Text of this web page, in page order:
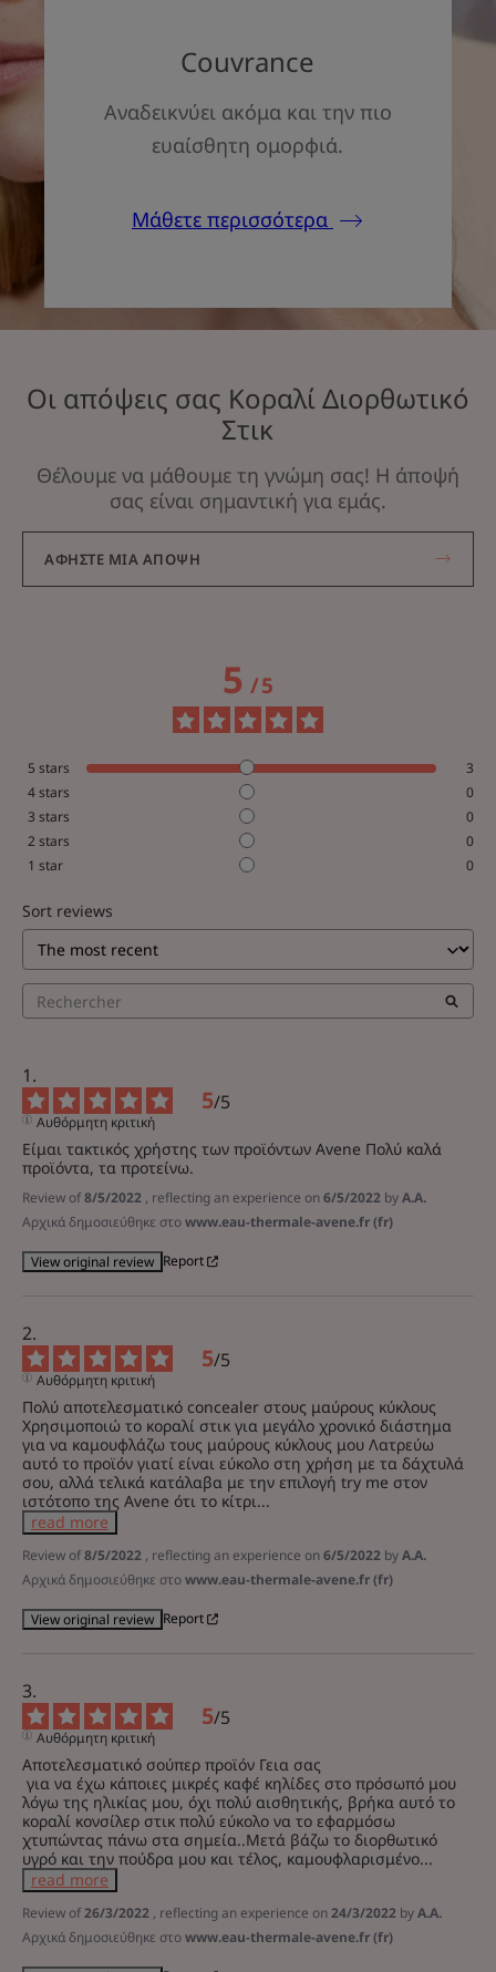
Couvrance
Αναδεικνύει ακόμα και την πιο
ευαίσθητη ομορφιά.
Μάθετε περισσότερα
Οι απόψεις σας Κοραλί Διορθωτικό
Στικ
Θέλουμε να μάθουμε τη γνώμη σας! Η άποψή
σας είναι σημαντική για εμάς.
ΑΦΉΣΤΕ ΜΙΑ ΆΠΟΨΗ
5/5
5 stars
3
4stars
0
3 stars
0
2stars
0
1 star 0
Sort reviews
5/5
Αυθόρμητη κριτική
Είμαι τακτικός χρήστης των προϊόντων Avene Πολύ καλά
προϊόντα, τα προτείνω.
Review of8/5/2022 , reflecting an experience on6/5/2022 byA.A.
Αρχικά δημοσιεύθηκε στοwww.eau-thermale-avene.fr (fr)
View original review Report
5/5
Αυθόρμητη κριτική
Πολύ αποτελεσματικό concealer στους μαύρους κύκλους
Χρησιμοποιώ το κοραλί στικ για μεγάλο χρονικό διάστημα
για να καμουφλάζω τους μαύρους κύκλους μου Λατρεύω
αυτό το προϊόν γιατί είναι εύκολο στη χρήση με τα δάχτυλά
σου, αλλά τελικά κατάλαβα με την επιλογή try me στον
ιστότοπο της Avene ότι το κίτρι...
read more
Review of8/5/2022 , reflecting an experience on6/5/2022 byA.A.
Αρχικά δημοσιεύθηκε στοwww.eau-thermale-avene.fr (fr)
View original review Report
5/5
Αυθόρμητη κριτική
Αποτελεσματικό σούπερ προϊόν Γεια σας
λόγω της ηλικίας μου, όχι πολύ αισθητικής, βρήκα αυτό το
κοραλί κονσίλερ στικ πολύ εύκολο να το εφαρμόσω
χτυπώντας πάνω στα σημεία..Μετά βάζω το διορθωτικό
υγρό και την πούδρα μου και τέλος, καμουφλαρισμένο...
read more
Review of26/3/2022 , reflecting an experience on24/3/2022 byA.A.
Αρχικά δημοσιεύθηκε στοwww.eau-thermale-avene.fr (fr)